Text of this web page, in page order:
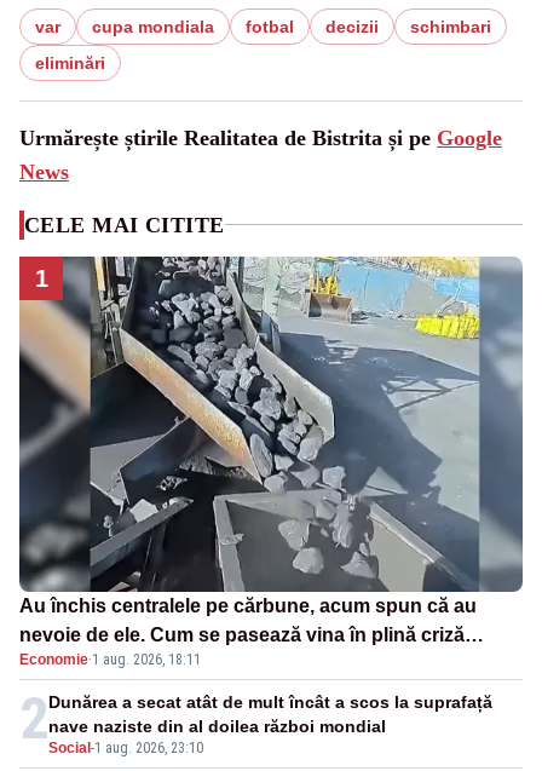
var cupa mondiala fotbal decizii
schimbari
eliminări
Urmărește știrile Realitatea de Bistrita și pe Google
News
CELE MAI CITITE
1
Au închis centralele pe cărbune, acum spun că au
nevoie de ele. Cum se pasează vina în plină criză
energetică
Economie·1 aug. 2026, 18:11
2Social -1 aug. 2026, 23:10
Dunărea a secat atât de mult încât a scos la suprafață
nave naziste din al doilea război mondial